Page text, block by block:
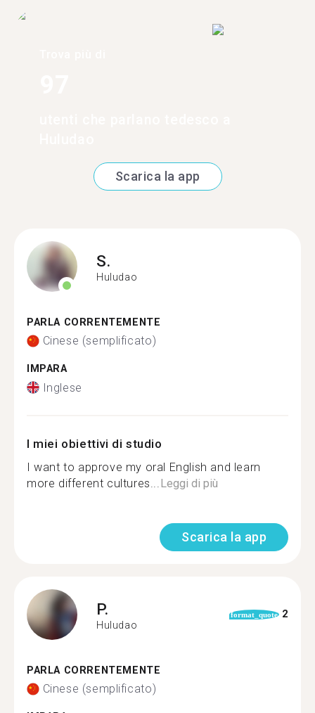
Scarica la app
S.
Huludao
PARLA CORRENTEMENTE
Cinese (semplificato)
IMPARA
Inglese
I miei obiettivi di studio
I want to approve my oral English and learn
more different cultures... Leggi di più
Scarica la app
P.
Huludao
format_quote 2
PARLA CORRENTEMENTE
Cinese (semplificato)